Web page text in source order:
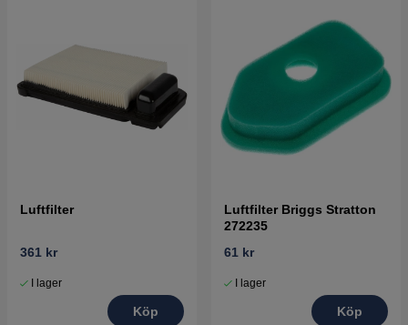
Luftfilter
361 kr
I lager
Köp
Luftfilter Briggs Stratton
272235
61 kr
I lager
Köp